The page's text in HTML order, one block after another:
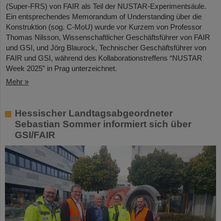
(Super-FRS) von FAIR als Teil der NUSTAR-Experimentsäule.
Ein entsprechendes Memorandum of Understanding über die
Konstruktion (sog. C-MoU) wurde vor Kurzem von Professor
Thomas Nilsson, Wissenschaftlicher Geschäftsführer von FAIR
und GSI, und Jörg Blaurock, Technischer Geschäftsführer von
FAIR und GSI, während des Kollaborationstreffens “NUSTAR
Week 2025” in Prag unterzeichnet.
Mehr »
Hessischer Landtagsabgeordneter
Sebastian Sommer informiert sich über
GSI/FAIR